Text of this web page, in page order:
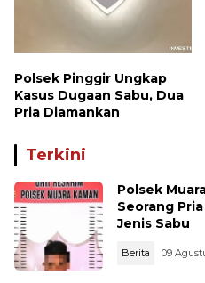
Polsek Pinggir Ungkap
Kasus Dugaan Sabu, Dua
Pria Diamankan
Terkini
Polsek
Seorang
Jenis Sabu
Berita 09